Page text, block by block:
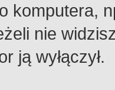
komputera,
nie
ją wyłączył.